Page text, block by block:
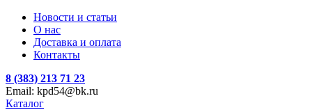
Новости и статьи
О нас
Доставка и оплата
Контакты
8 (383) 213 71 23
Email: kpd54@bk.ru
Каталог